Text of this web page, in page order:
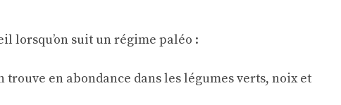
lorsqu’on suit un régime paléo :
en abondance dans les légumes verts, noix et